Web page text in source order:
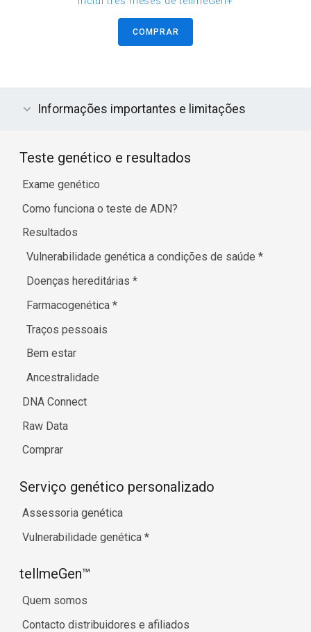
COMPRAR
Informações importantes e limitações
Teste genético e resultados
Exame genético
Como funciona o teste de ADN?
Resultados
Vulnerabilidade genética a condições de saúde*
Doenças hereditárias*
Farmacogenética*
Traços pessoais
Bem estar
Ancestralidade
DNA Connect
Raw Data
Comprar
Serviço genético personalizado
Assessoria genética
Vulnerabilidade genética *
tellmeGen™
Quem somos
Contacto distribuidores e afiliados